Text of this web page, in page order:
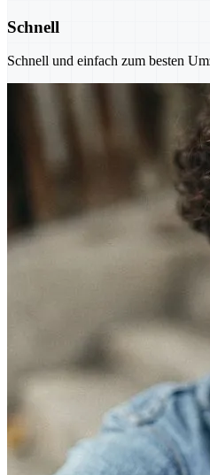
Schnell
Schnell und einfach zum besten